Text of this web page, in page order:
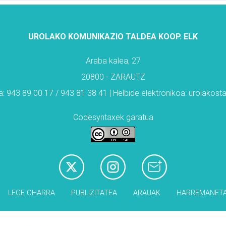
UROLAKO KOMUNIKAZIO TALDEA KOOP. ELK
Araba kalea, 27
20800 - ZARAUTZ
943 89 00 17 / 943 81 38 41 | Helbide elektronikoa:
Codesyntaxek garatua
LEGE OHARRA PUBLIZITATEA ARAUAK